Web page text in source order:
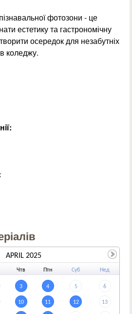
фотозони - це
естетику та гастрономічну
осередок для незабутніх
коледжу.
Чтв Птн Суб Нед
3 4 5 6
10 11 12 13
APRIL 2025